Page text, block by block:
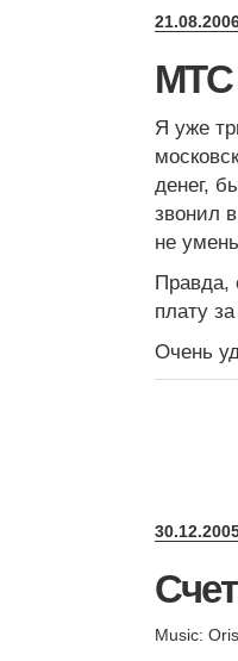
МТС
Я уже
денег,
звонил
не
Правда,
плату
Очень
Music: